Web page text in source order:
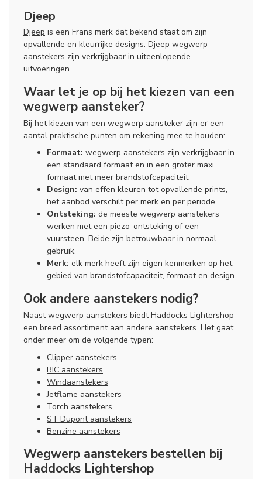
Djeep
Djeep is een Frans merk dat bekend staat om zijn
opvallende en kleurrijke designs. Djeep wegwerp
aanstekers zijn verkrijgbaar in uiteenlopende
uitvoeringen.
Waar let je op bij het kiezen van een
wegwerp aansteker?
Bij het kiezen van een wegwerp aansteker zijn er een
aantal praktische punten om rekening mee te houden:
Formaat: wegwerp aanstekers zijn verkrijgbaar in
een standaard formaat en in een groter maxi
formaat met meer brandstofcapaciteit.
Design: van effen kleuren tot opvallende prints,
het aanbod verschilt per merk en per periode.
Ontsteking: de meeste wegwerp aanstekers
werken met een piezo-ontsteking of een
vuursteen. Beide zijn betrouwbaar in normaal
gebruik.
Merk: elk merk heeft zijn eigen kenmerken op het
gebied van brandstofcapaciteit, formaat en design.
Ook andere aanstekers nodig?
Naast wegwerp aanstekers biedt Haddocks Lightershop
een breed assortiment aan andere aanstekers. Het gaat
onder meer om de volgende typen:
Clipper aanstekers
BIC aanstekers
Windaanstekers
Jetflame aanstekers
Torch aanstekers
ST Dupont aanstekers
Benzine aanstekers
Wegwerp aanstekers bestellen bij
Haddocks Lightershop